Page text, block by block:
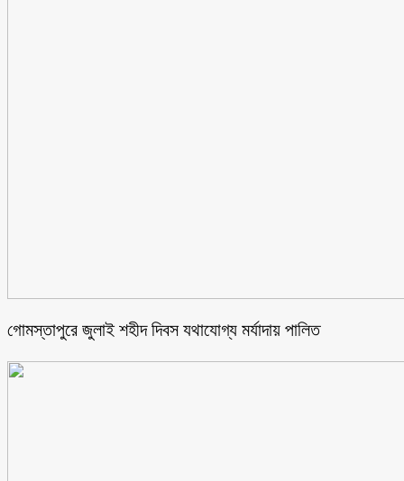
গোমস্তাপুরে জুলাই শহীদ দিবস যথাযোগ্য মর্যাদায় পালিত